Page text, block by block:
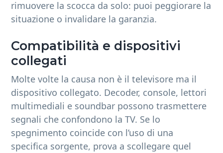
rimuovere la scocca da solo: puoi peggiorare la
situazione o invalidare la garanzia.
Compatibilità e dispositivi
collegati
Molte volte la causa non è il televisore ma il
dispositivo collegato. Decoder, console, lettori
multimediali e soundbar possono trasmettere
segnali che confondono la TV. Se lo
spegnimento coincide con l’uso di una
specifica sorgente, prova a scollegare quel